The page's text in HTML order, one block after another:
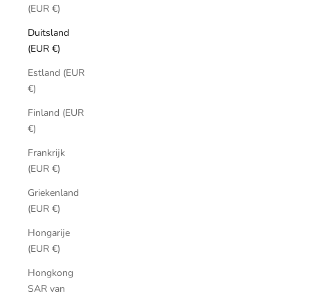
(EUR €)
Duitsland
(EUR €)
Estland (EUR
€)
Finland (EUR
€)
Frankrijk
(EUR €)
Griekenland
(EUR €)
Hongarije
(EUR €)
Hongkong
SAR van